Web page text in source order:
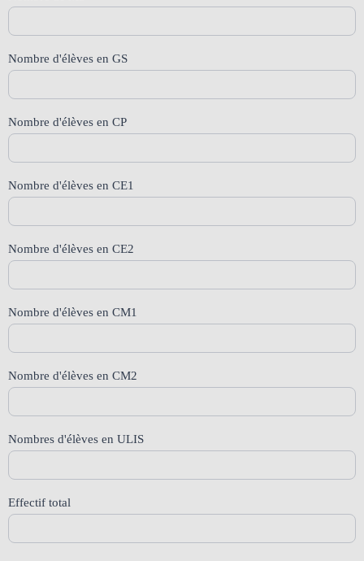
Nombre d'élèves en GS
Nombre d'élèves en CP
Nombre d'élèves en CE1
Nombre d'élèves en CE2
Nombre d'élèves en CM1
Nombre d'élèves en CM2
Nombres d'élèves en ULIS
Effectif total